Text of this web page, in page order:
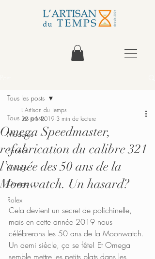
Tous les posts
Moderne
Panerai
Vintage
Omega
Rolex
Tous les posts
Omega Speedmaster,
refabrication du calibre 321
l’année des 50 ans de la
Moonwatch. Un hasard?
L'Artisan du Temps
22 juil. 2019 3 min de lecture
Cela devient un secret de polichinelle,
mais en cette année 2019 nous
célébrerons les 50 ans de la Moonwatch.
Un demi siècle, ça se fête! Et Omega
semble mettre les petits plats dans les